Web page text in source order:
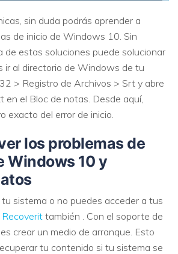
sin duda podrás aprender a
de inicio de Windows 10. Sin
de estas soluciones puede solucionar
ir al directorio de Windows de tu
> Registro de Archivos > Srt y abre
en el Bloc de notas. Desde aquí,
exacto del error de inicio.
los problemas de
Windows 10 y
tu sistema o no puedes acceder a tus
Recoverit también . Con el soporte de
crear un medio de arranque. Esto
tu contenido si tu sistema se